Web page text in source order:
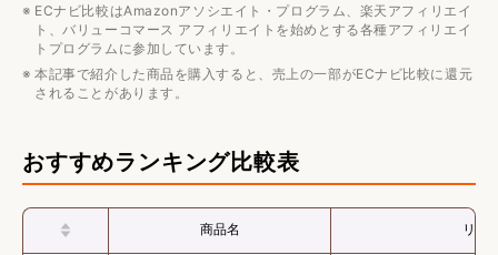
髪の毛が絡まない掃除機のおすすめランキング12選
ブラシのお手入れの頻度は？
A.毛が絡みにくい掃除機なら月1回程度が目安
A.イヌやネコの抜け毛も絡まず吸い取れる
ECナビ比較はAmazonアソシエイト・プログラム、楽天アフィリエイ
ト、バリューコマース アフィリエイトを始めとする各種アフィリエイ
トプログラムに参加しています。
本記事で紹介した商品を購入すると、売上の一部がECナビ比較に還元
されることがあります。
おすすめランキング比較表
商品名 リン